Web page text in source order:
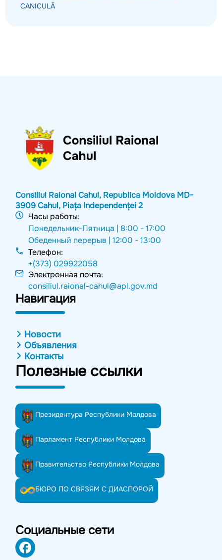
CANICULĂ
Consiliul Raional Cahul, Republica Moldova MD-
3909 Cahul, Piața Independenței 2
Часы работы:
Понедельник-Пятница | 8:00 - 17:00
Обеденный перерыв |12:00 - 13:00
Телефон:
+(373) 029922058
Электронная почта:
consiliul.raional-cahul@apl.gov.md
Навигация
Новости
Объявления
Контакты
Полезные ссылки
Президентура Республики Молдова
Парламент Республики Молдова
Правительство Республики Молдова
БЮРО ПО СВЯЗЯМ С ДИАСПОРОЙ
Социальные сети